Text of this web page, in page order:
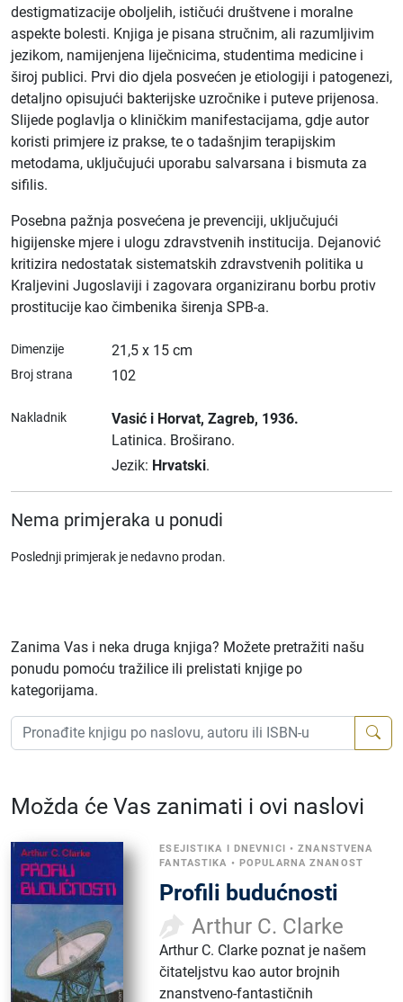
destigmatizacije oboljelih, ističući društvene i moralne
aspekte bolesti. Knjiga je pisana stručnim, ali razumljivim
jezikom, namijenjena liječnicima, studentima medicine i
široj publici. Prvi dio djela posvećen je etiologiji i patogenezi,
detaljno opisujući bakterijske uzročnike i puteve prijenosa.
Slijede poglavlja o kliničkim manifestacijama, gdje autor
koristi primjere iz prakse, te o tadašnjim terapijskim
metodama, uključujući uporabu salvarsana i bismuta za
sifilis.
Posebna pažnja posvećena je prevenciji, uključujući
higijenske mjere i ulogu zdravstvenih institucija. Dejanović
kritizira nedostatak sistematskih zdravstvenih politika u
Kraljevini Jugoslaviji i zagovara organiziranu borbu protiv
prostitucije kao čimbenika širenja SPB-a.
Dimenzije 21,5 x 15 cm
Broj strana 102
Nakladnik Vasić i Horvat, Zagreb, 1936.
Latinica. Broširano.
Jezik: Hrvatski.
Nema primjeraka u ponudi
Poslednji primjerak je nedavno prodan.
Zanima Vas i neka druga knjiga? Možete pretražiti našu
ponudu pomoću tražilice ili prelistati knjige po
kategorijama.
Možda će Vas zanimati i ovi naslovi
ESEJISTIKA I DNEVNICI •ZNANSTVENA
FANTASTIKA • POPULARNA ZNANOST
Profili budućnosti
Arthur C. Clarke
Arthur C. Clarke poznat je našem
čitateljstvu kao autor brojnih
znanstveno-fantastičnih